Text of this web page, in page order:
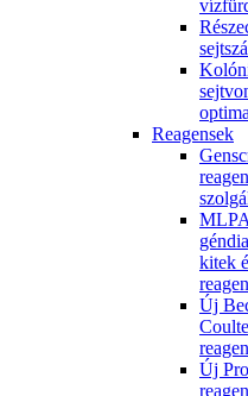
Reagensek
MLPA
kitek
Új
Új